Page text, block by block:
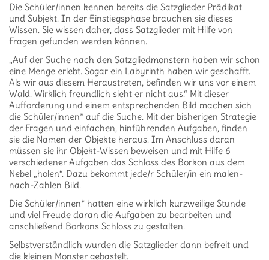
Die Schüler/innen kennen bereits die Satzglieder Prädikat
und Subjekt. In der Einstiegsphase brauchen sie dieses
Wissen. Sie wissen daher, dass Satzglieder mit Hilfe von
Fragen gefunden werden können.
„Auf der Suche nach den Satzgliedmonstern haben wir schon
eine Menge erlebt. Sogar ein Labyrinth haben wir geschafft.
Als wir aus diesem Heraustreten, befinden wir uns vor einem
Wald. Wirklich freundlich sieht er nicht aus.“ Mit dieser
Aufforderung und einem entsprechenden Bild machen sich
die Schüler/innen* auf die Suche. Mit der bisherigen Strategie
der Fragen und einfachen, hinführenden Aufgaben, finden
sie die Namen der Objekte heraus. Im Anschluss daran
müssen sie ihr Objekt-Wissen beweisen und mit Hilfe 6
verschiedener Aufgaben das Schloss des Borkon aus dem
Nebel „holen“. Dazu bekommt jede/r Schüler/in ein malen-
nach-Zahlen Bild.
Die Schüler/innen* hatten eine wirklich kurzweilige Stunde
und viel Freude daran die Aufgaben zu bearbeiten und
anschließend Borkons Schloss zu gestalten.
Selbstverständlich wurden die Satzglieder dann befreit und
die kleinen Monster gebastelt.